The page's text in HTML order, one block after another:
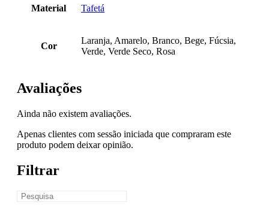
Material Tafetá
Cor
Laranja, Amarelo, Branco, Bege, Fúcsia,
Verde, Verde Seco, Rosa
Avaliações
Ainda não existem avaliações.
Apenas clientes com sessão iniciada que compraram este
produto podem deixar opinião.
Filtrar